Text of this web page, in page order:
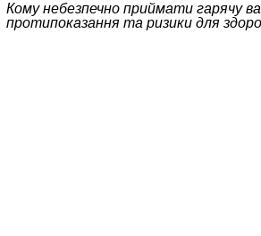
Кому небезпечно приймати гарячу
протипоказання та ризики для